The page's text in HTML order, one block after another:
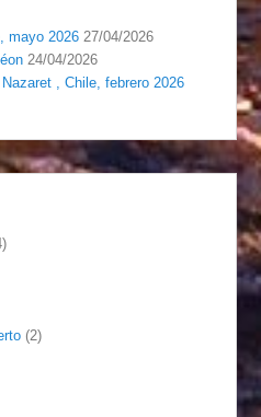
mayo 2026 27/04/2026
24/04/2026
, Chile, febrero 2026
(2)